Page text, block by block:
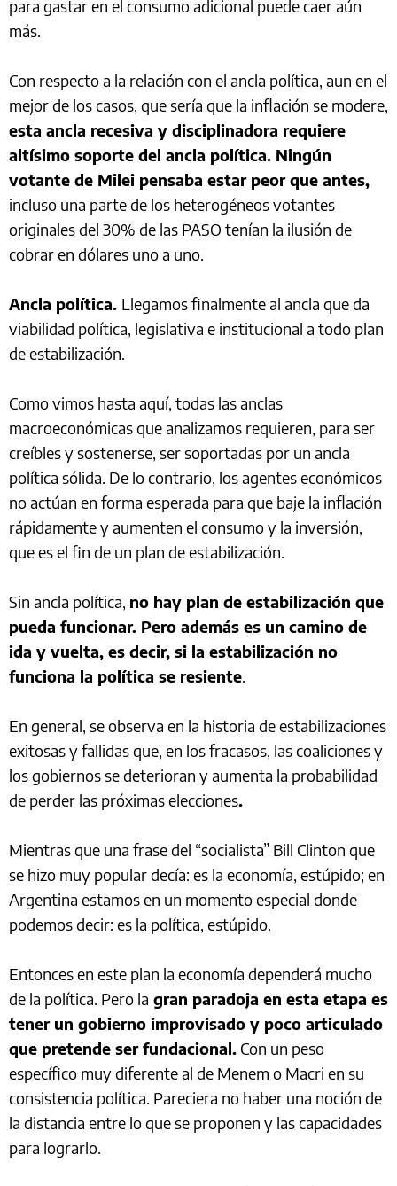
para gastar en el consumo adicional puede caer aún
más.
Con respecto a la relación con el ancla política, aun en el
mejor de los casos, que sería que la inflación se modere,
esta ancla recesiva y disciplinadora requiere
altísimo soporte del ancla política. Ningún
votante de Milei pensaba estar peor que antes,
incluso una parte de los heterogéneos votantes
originales del 30% de las PASO tenían la ilusión de
cobrar en dólares uno a uno.
Ancla política. Llegamos finalmente al ancla que da
viabilidad política, legislativa e institucional a todo plan
de estabilización.
Como vimos hasta aquí, todas las anclas
macroeconómicas que analizamos requieren, para ser
creíbles y sostenerse, ser soportadas por un ancla
política sólida. De lo contrario, los agentes económicos
no actúan en forma esperada para que baje la inflación
rápidamente y aumenten el consumo y la inversión,
que es el fin de un plan de estabilización.
Sin ancla política, no hay plan de estabilización que
pueda funcionar. Pero además es un camino de
ida y vuelta, es decir, si la estabilización no
funciona la política se resiente.
En general, se observa en la historia de estabilizaciones
exitosas y fallidas que, en los fracasos, las coaliciones y
los gobiernos se deterioran y aumenta la probabilidad
de perder las próximas elecciones.
Mientras que una frase del “socialista” Bill Clinton que
se hizo muy popular decía: es la economía, estúpido; en
Argentina estamos en un momento especial donde
podemos decir: es la política, estúpido.
Entonces en este plan la economía dependerá mucho
de la política. Pero la gran paradoja en esta etapa es
tener un gobierno improvisado y poco articulado
que pretende ser fundacional. Con un peso
específico muy diferente al de Menem o Macri en su
consistencia política. Pareciera no haber una noción de
la distancia entre lo que se proponen y las capacidades
para lograrlo.